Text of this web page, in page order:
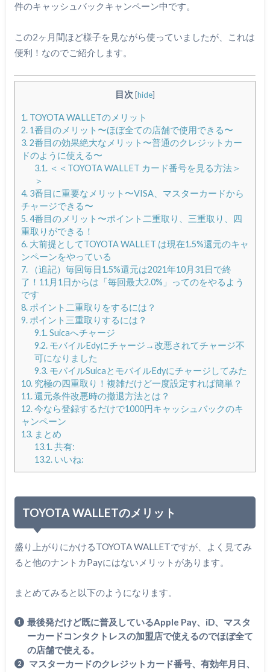
件のキャッシュバックキャンペーン中です。
この2ヶ月間ほど様子を見ながら使っていましたが、これは
便利！なのでご紹介します。
目次 [hide]
1.TOYOTA WALLETのメリット
2.1番目のメリット〜ほぼ全ての店舗で使用できる〜
3.2番目の効果絶大なメリット〜普通のクレジットカー
ドのように使える〜
3.1.＜＜TOYOTA WALLET カード番号を見る方法＞
＞
4.3番目に重要なメリット〜VISA、マスターカードから
チャージできる〜
5.4番目のメリット〜ポイント二重取り、三重取り、四
重取りができる！
6.大前提としてTOYOTA WALLET は現在1.5%還元のキャ
ンペーンをやっている
7.（追記）毎回毎日1.5%還元は2021年10月31日で終
了！11月1日からは「毎回最大2.0%」ってのをやるよう
です
8.ポイント二重取りをするには？
9.ポイント三重取りするには？
9.1.Suicaへチャージ
9.2.モバイルEdyにチャージ→改悪されてチャージ不
可になりました
9.3.モバイルSuicaとモバイルEdyにチャージしてみた
10.究極の四重取り！複雑だけど一度設定すれば簡単？
11.還元条件改悪時の撤退方法とは？
12.今なら登録するだけで1000円キャッシュバックのキ
ャンペーン
13.まとめ
13.1.共有:
13.2.いいね:
TOYOTA WALLETのメリット
盛り上がりにかけるTOYOTA WALLETですが、よく見てみ
ると他のナントカPayにはないメリットがあります。
まとめてみると以下のようになります。
最後発だけど既に普及しているApple Pay、iD、マスタ
ーカードコンタクトレスの加盟店で使えるのでほぼ全て
の店舗で使える。
マスターカードのクレジットカード番号、有効年月日、